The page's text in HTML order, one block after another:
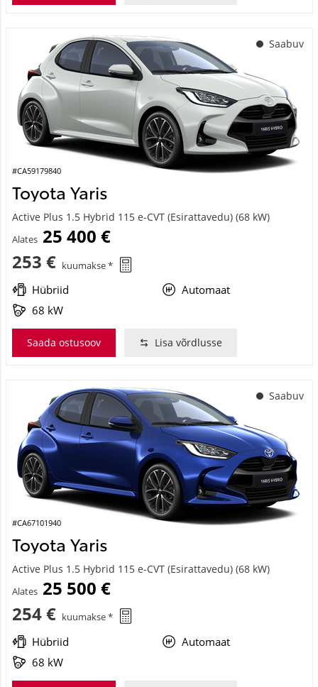
Saabuv
#CA59179840
Toyota Yaris
Active Plus 1.5 Hybrid 115 e-CVT (Esirattavedu) (68 kW)
Alates 25 400 €
253 € kuumakse *
Hübriid
Automaat
68 kW
Saada ostusoov Lisa võrdlusse
Saabuv
#CA67101940
Toyota Yaris
Active Plus 1.5 Hybrid 115 e-CVT (Esirattavedu) (68 kW)
Alates 25 500 €
254 € kuumakse *
Hübriid
Automaat
68 kW